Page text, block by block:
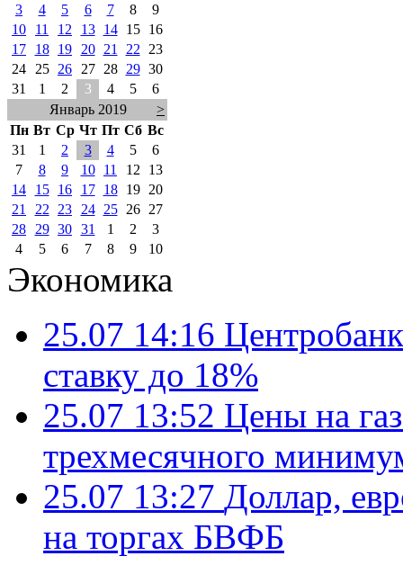
3
4 5 6 7 8
9
10
11 12 13 14 15
16
17
18 19 20 21 22
23
24
25 26 27 28 29 30
31
1 2 3 4 5
6
Январь 2019
>
Пн Вт Ср Чт Пт Сб Вс
31
1 2 3 4 5
6
7
8 9 10 11 12
13
14
15 16 17 18 19
20
21
22 23 24 25 26
27
28
29 30 31 1 2
3
4
5 6 7 8 9 10
Экономика
25.07 14:16
ставку до 18%
25.07 13:52 Цены на
трехмесячного
25.07 13:27 Доллар,
на торгах БВФБ